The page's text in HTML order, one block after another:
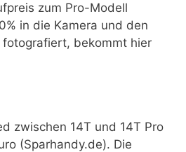
zum Pro-Modell
in die Kamera und den
fotografiert, bekommt hier
zwischen 14T und 14T Pro
(Sparhandy.de). Die